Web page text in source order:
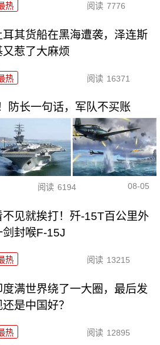
热 阅读 7776
耳其货船在黑海遭袭，泽连斯
又惹了大麻烦
热 阅读 16371
防长一句话，军队不买账
阅读 6194 08-05
不见就挨打！歼-15T百公里外
剑封喉F-15J
热 阅读 13215
度满世界绕了一大圈，最后发
还是中国好？
热 阅读 12895